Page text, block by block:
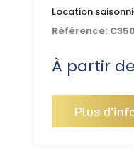
Location
Référence:
À partir
Plus